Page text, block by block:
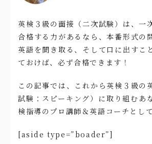
英検３級の面接（二次試験）は、一
合格する力があるなら、本番形式の
英語を聞き取る、そして口に出すこ
ておけば、必ず合格できます！
この記事では、これから英検３級の
試験：スピーキング）に取り組むあ
検指導のプロ講師＆英語コーチとして
[aside type=”boader”]